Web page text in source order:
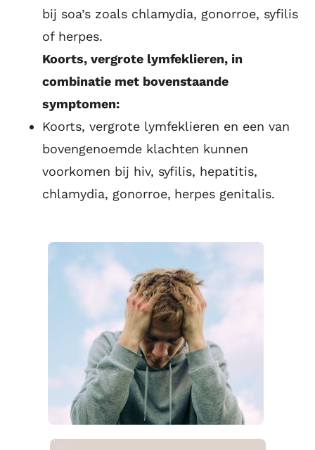
bij soa’s zoals chlamydia, gonorroe, syfilis
of herpes.
Koorts, vergrote lymfeklieren, in
combinatie met bovenstaande
symptomen:
Koorts, vergrote lymfeklieren en een van
bovengenoemde klachten kunnen
voorkomen bij hiv, syfilis, hepatitis,
chlamydia, gonorroe, herpes genitalis.